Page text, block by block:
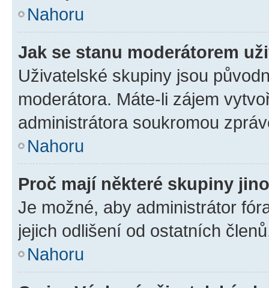
Nahoru
Jak se stanu moderátorem
Uživatelské skupiny jsou
moderátora. Máte-li zájem
administrátora soukromou
Nahoru
Proč mají některé skupiny
Je možné, aby administrátor
jejich odlišení od ostatních
Nahoru